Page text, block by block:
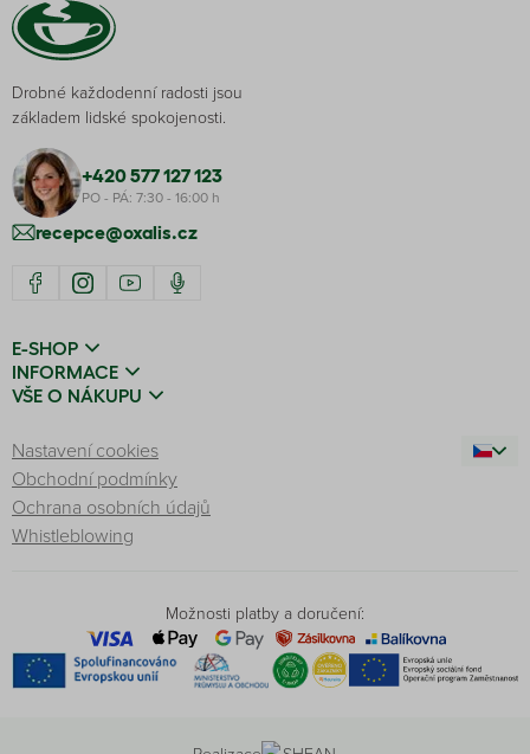
Drobné každodenní radosti jsou
základem lidské spokojenosti.
+420 577 127 123
PO - PÁ: 7:30 - 16:00 h
recepce@oxalis.cz
E-SHOP
INFORMACE
VŠE O NÁKUPU
Nastavení cookies
Obchodní podmínky
Ochrana osobních údajů
Whistleblowing
Možnosti platby a doručení: